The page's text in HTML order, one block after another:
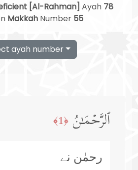
[Al-Rahman] Ayah 78
MakkahNumber 55
ayah number
ٱلرَّحۡمَـٰنُ ﴿1﴾
رحمٰن نے